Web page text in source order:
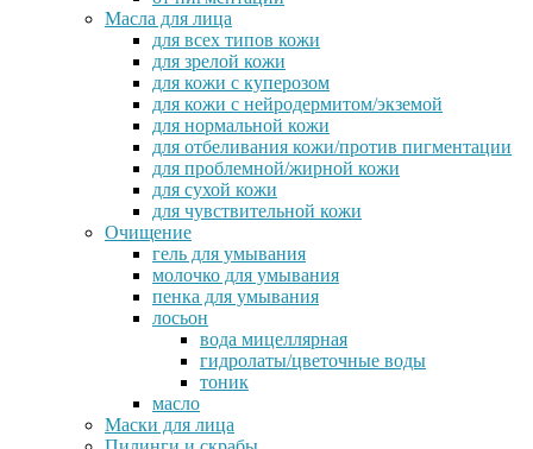
Масла для лица
для всех типов кожи
для зрелой кожи
для кожи с куперозом
для кожи с нейродермитом/экземой
для нормальной кожи
для отбеливания кожи/против пигментации
для проблемной/жирной кожи
для сухой кожи
для чувствительной кожи
Очищение
гель для умывания
молочко для умывания
пенка для умывания
лосьон
вода мицеллярная
гидролаты/цветочные воды
тоник
масло
Маски для лица